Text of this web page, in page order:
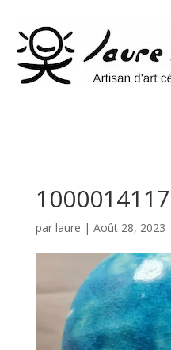
par laure | Août 28, 2023